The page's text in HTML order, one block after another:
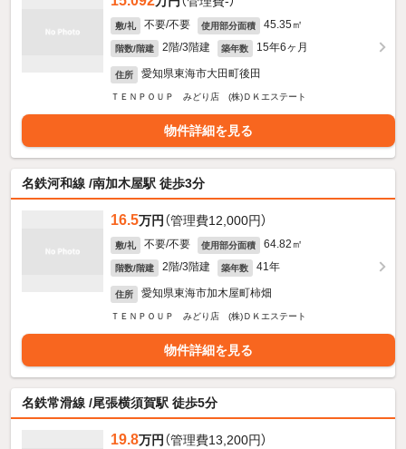
敷/礼 不要/不要 使用部分面積 45.35㎡
階数/階建 2階/3階建 築年数 15年6ヶ月
住所 愛知県東海市大田町後田
ＴＥＮＰＯＵＰ みどり店 (株)ＤＫエステート
物件詳細を見る
名鉄河和線 /南加木屋駅 徒歩3分
16.5万円 （管理費12,000円）
敷/礼 不要/不要 使用部分面積 64.82㎡
階数/階建 2階/3階建 築年数 41年
住所 愛知県東海市加木屋町柿畑
ＴＥＮＰＯＵＰ みどり店 (株)ＤＫエステート
物件詳細を見る
名鉄常滑線 /尾張横須賀駅 徒歩5分
19.8万円 （管理費13,200円）